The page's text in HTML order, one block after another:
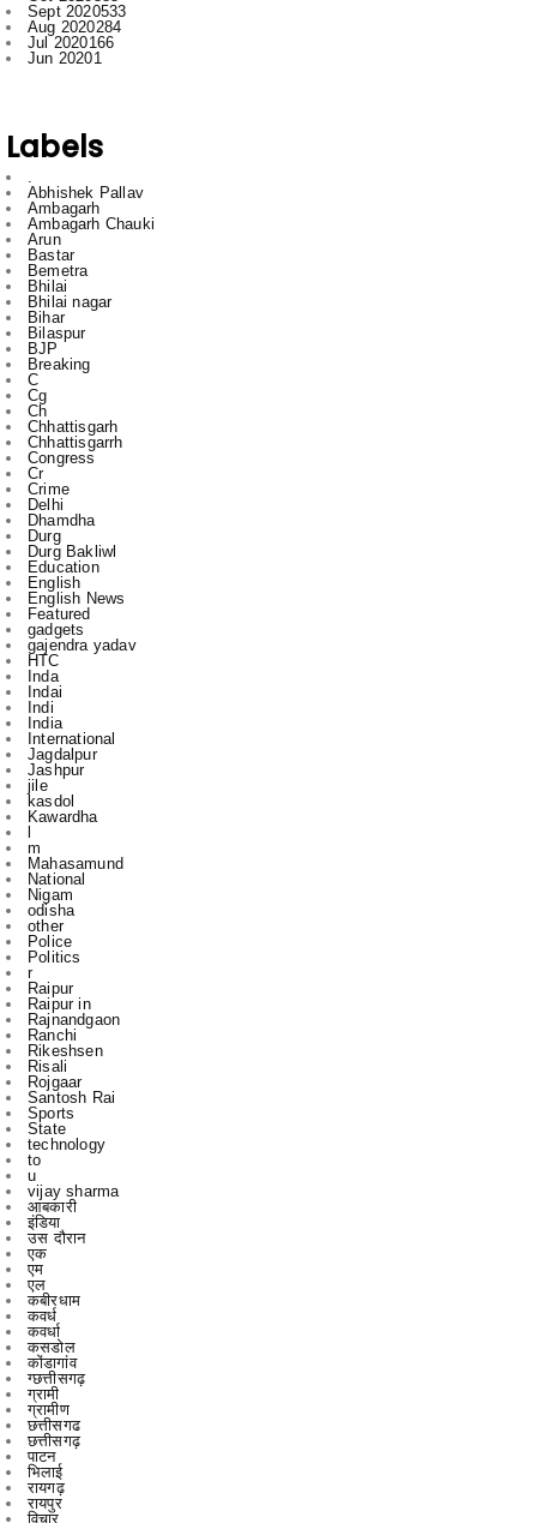
Ambagarh
Ambagarh Chauki
Bastar
Bemetra
Bhilai
Bhilai nagar
Bihar
Bilaspur
BJP
Breaking
C
Cg
Ch
Chhattisgarh
Chhattisgarrh
Congress
Cr
Crime
Delhi
Dhamdha
Durg
Durg Bakliwl
Education
English
English News
Featured
gadgets
gajendra yadav
HTC
Inda
Indai
Indi
India
International
Jagdalpur
Jashpur
jile
kasdol
Kawardha
l
m
Mahasamund
National
Nigam
odisha
other
Police
Politics
r
Raipur
Raipur in
Rajnandgaon
Ranchi
Rikeshsen
Risali
Rojgaar
Santosh Rai
Sports
State
technology
to
u
vijay sharma
आबकारी
इंडिया
उस दौरान
एक
एम
एल
कबीरधाम
कवर्ध
कवर्धा
कसडोल
कोंडागांव
ग्छत्तीसगढ़
ग्रामी
ग्रामीण
छत्तीसगढ
छत्तीसगढ़
पाटन
भिलाई
रायगढ़
रायपुर
विचार
विचार मंथन
विचारमंथन
शहर
शहरChhattisgarrh